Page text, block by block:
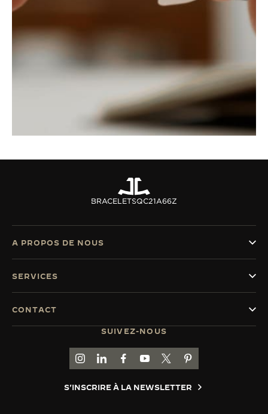
BRACELETSQC21A66Z
SUIVEZ-NOUS
ACCÉDER À LA PAGE INSTAGRAM DE
ACCÉDER À LA PAGE LINKEDIN DE
ALLER SUR LA PAGE JAEGER-
ACCÉDER À LA PAGE
ALLER SUR LA PAGE
ALLER SUR LA
S'INSCRIRE À LA NEWSLETTER
A PROPOS DE NOUS
SERVICES
CONTACT